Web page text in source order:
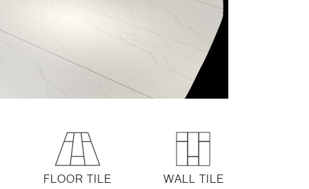
FLOOR TILE WALL TILE